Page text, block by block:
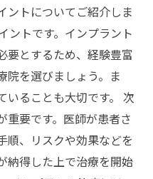
ントについてご紹介しま
ントです。インプラント
要とするため、経験豊富
院を選びましょう。ま
いることも大切です。 次
重要です。医師が患者さ
順、リスクや効果などを
納得した上で治療を開始